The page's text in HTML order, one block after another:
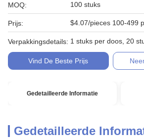
MOQ: 100 stuks
Prijs: $4.07/pieces 100-499
Verpakkingsdetails: 1 stuks per doos, 20
Vind De Beste Prijs
Gedetailleerde Informatie
Gedetailleerde